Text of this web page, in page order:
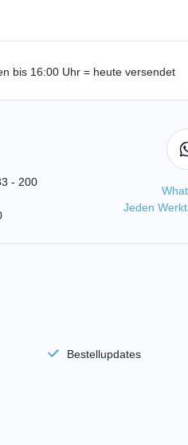
bis 16:00 Uhr = heute versendet
- 200
Jeden
Bestellupdates